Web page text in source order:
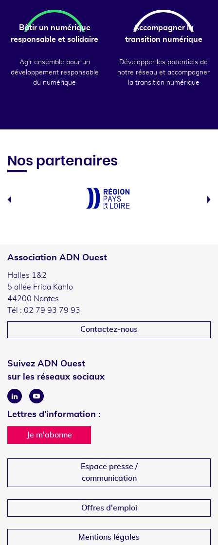
Bâtir un numérique
responsable et solidaire
Agir ensemble pour un
développement responsable
du numérique
Accompagner la
transition numérique
Développer les potentiels de
notre réseau et accompagner
la transition numérique
Nos partenaires
Association ADN Ouest
Halles 1&2
5 allée Frida Kahlo
44200 Nantes
Tél : 02 79 93 79 93
Contactez-nous
Suivez ADN Ouest
sur les réseaux sociaux
LinkedinYoutube
Lettres d'information :
Je m'abonne
Espace presse /
communication
Offres d'emploi
Mentions légales